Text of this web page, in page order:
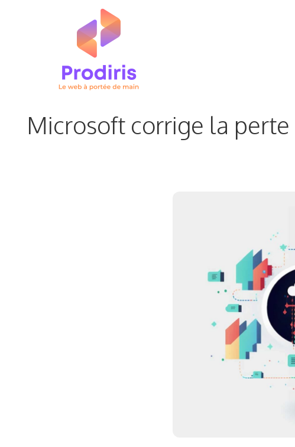
Microsoft corrige la perte